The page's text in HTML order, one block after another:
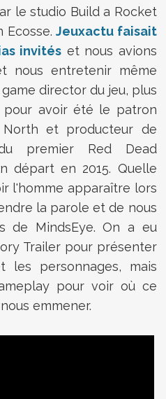
le studio Build a Rocket
Ecosse.Jeuxactu faisait
invités et nous avions
nous entretenir même
director du jeu, plus
pour avoir été le patron
North et producteur de
premier Red Dead
départ en 2015. Quelle
l'homme apparaître lors
la parole et de nous
de MindsEye. On a eu
Trailer pour présenter
les personnages, mais
pour voir où ce
emmener.